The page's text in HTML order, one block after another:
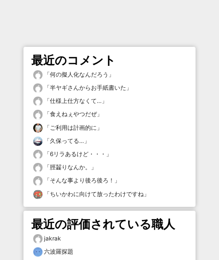
最近のコメント
「何の擬人化なんだろう 」
「半ヤギさんからお手紙書いた 」
「仕様上仕方なくて… 」
「食えねぇやつだぜ」
「 ご利用は計画的に 」
「久保ってる… 」
「6リラあるけど・・・ 」
「脛齧りなんか。
」
「そんな事より後ろ後ろ！ 」
「ちいかわに向けて放ったわけですね 」
最近の評価されている職人
jakrak
六波羅探題